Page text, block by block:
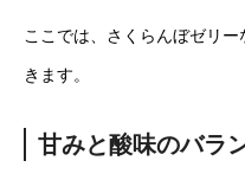
ここでは、さくらんぼゼリ
きます。
甘みと酸味のバラ